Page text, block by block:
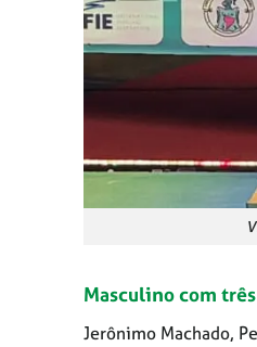
Masculino com
Jerônimo Machado,